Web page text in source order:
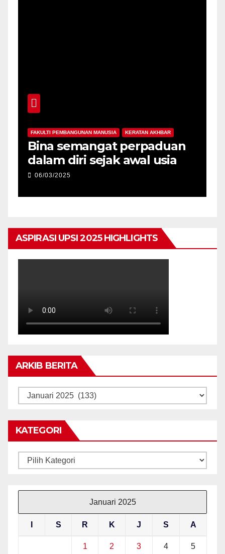
FAKULTI PEMBANGUNAN MANUSIA KERATAN AKHBAR
Bina semangat perpaduan
dalam diri sejak awal usia
06/03/2025
ASPIRASI UPSI 2025 HIGHLIGHTS
ARKIB BERITA
ARKIB
KATEGORI
Kategori
Januari 2025
S R K J S A
1 2 3 4 5